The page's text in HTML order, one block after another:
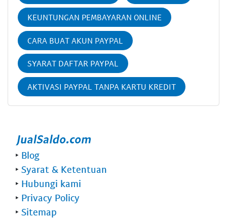
KEUNTUNGAN PEMBAYARAN ONLINE
CARA BUAT AKUN PAYPAL
SYARAT DAFTAR PAYPAL
AKTIVASI PAYPAL TANPA KARTU KREDIT
‣ Blog
‣ Syarat & Ketentuan
‣ Hubungi kami
‣ Privacy Policy
‣ Sitemap